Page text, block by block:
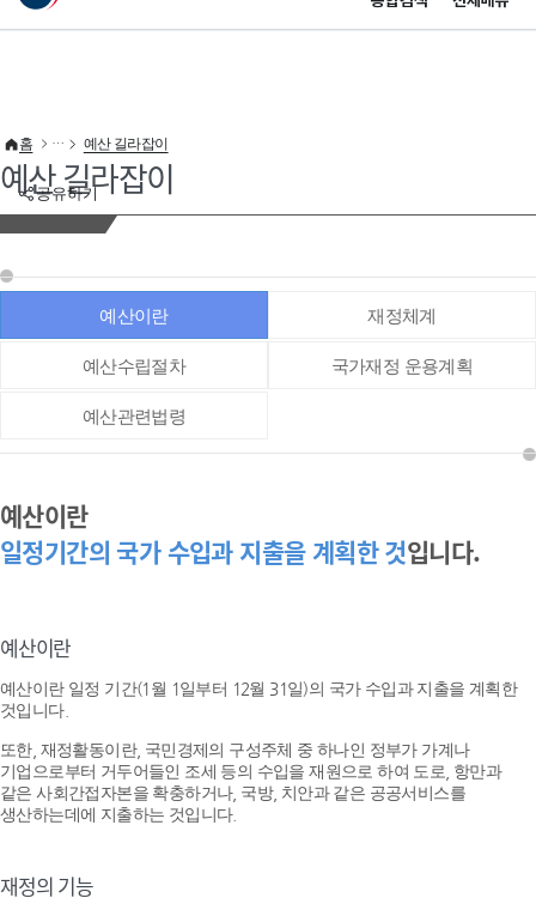
이 누리집은 대한민국 공식 전자정부 누리집입니다.
공유하기
홈 예산 길라잡이
예산 길라잡이
예산이란 재정체계
예산수립절차 국가재정 운용계획
예산관련법령
예산이란
일정기간의 국가 수입과 지출을 계획한 것입니다.
예산이란
예산이란 일정 기간(1월 1일부터 12월 31일)의 국가 수입과 지출을 계획한
것입니다.
또한, 재정활동이란, 국민경제의 구성주체 중 하나인 정부가 가계나
기업으로부터 거두어들인 조세 등의 수입을 재원으로 하여 도로, 항만과
같은 사회간접자본을 확충하거나, 국방, 치안과 같은 공공서비스를
생산하는데에 지출하는 것입니다.
재정의 기능